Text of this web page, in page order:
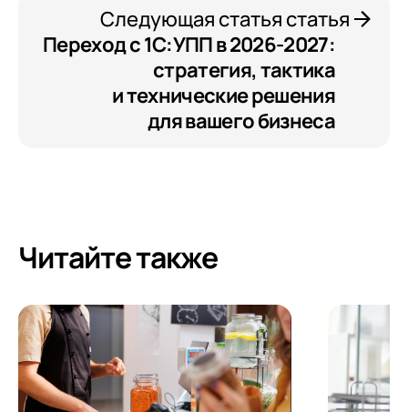
Следующая статья статья
Переход с 1С:УПП в 2026-2027:
стратегия, тактика
и технические решения
для вашего бизнеса
Читайте также